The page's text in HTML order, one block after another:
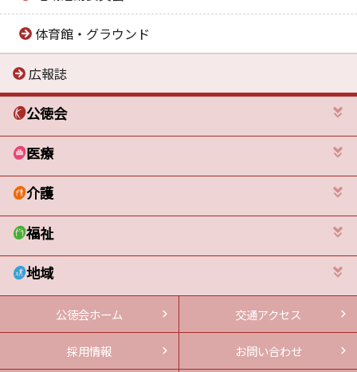
体育館・グラウンド
広報誌
公徳会
医療
介護
福祉
地域
公徳会ホーム 交通アクセス
採用情報 お問い合わせ